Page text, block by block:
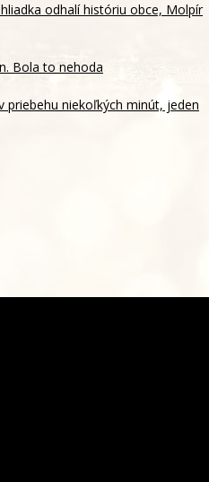
odhalí históriu obce, Molpír
Bola to nehoda
priebehu niekoľkých minút, jeden